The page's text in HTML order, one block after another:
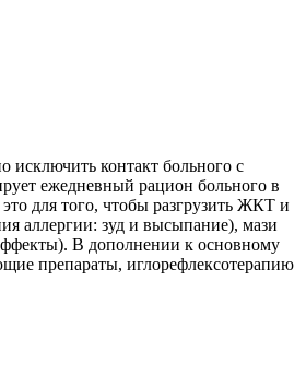
исключить контакт больного с
ежедневный рацион больного в
для того, чтобы разгрузить ЖКТ и
аллергии: зуд и высыпание), мази
В дополнении к основному
препараты, иглорефлексотерапию